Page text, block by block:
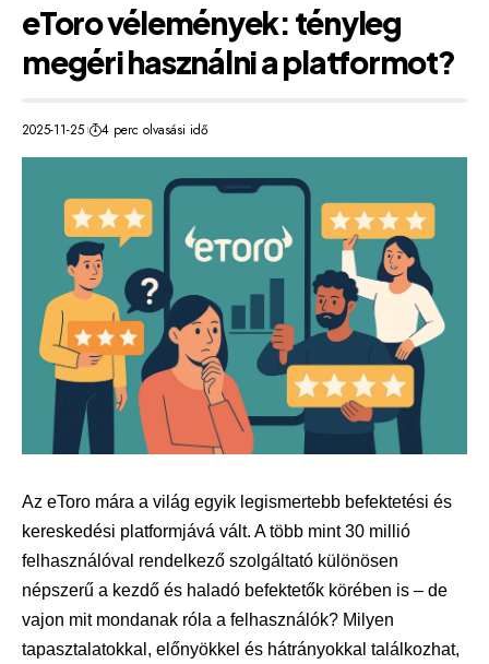
eToro vélemények: tényleg
megéri használni a platformot?
2025-11-25 4 perc olvasási idő
Az eToro mára a világ egyik legismertebb befektetési és
kereskedési platformjává vált. A több mint 30 millió
felhasználóval rendelkező szolgáltató különösen
népszerű a kezdő és haladó befektetők körében is – de
vajon mit mondanak róla a felhasználók? Milyen
tapasztalatokkal, előnyökkel és hátrányokkal találkozhat,